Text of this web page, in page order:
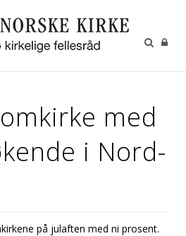
med
i Nord-
på julaften med ni prosent.